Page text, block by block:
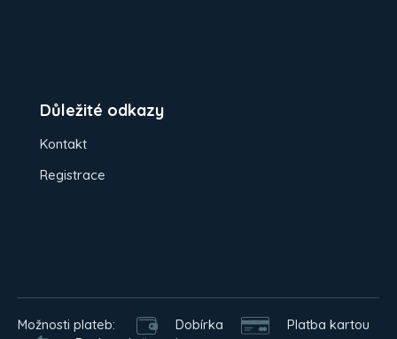
Důležité odkazy
Kontakt
Registrace
Možnosti plateb: Dobírka
Platba kartou